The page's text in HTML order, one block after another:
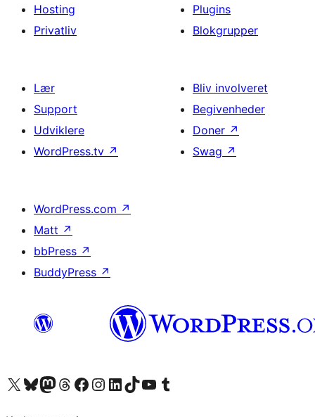
Hosting
Privatliv
Plugins
Blokgrupper
Lær
Support
Udviklere
WordPress.tv ↗
Bliv involveret
Begivenheder
Doner ↗
Swag ↗
WordPress.com ↗
Matt ↗
bbPress ↗
BuddyPress ↗
Besøg vores X (tidligere Twitter) konto
Besøg vores Bluesky-konto
Besøg vores Mastodon konto
Besøg vores Threads-konto
Besøg vores Facebook sideBesøg vores Instagram konto
Besøg vores LinkedIn konto
Besøg vores TikTok-konto
Besøg vores YouTube-kanalBesøg vores Tumblr-konto